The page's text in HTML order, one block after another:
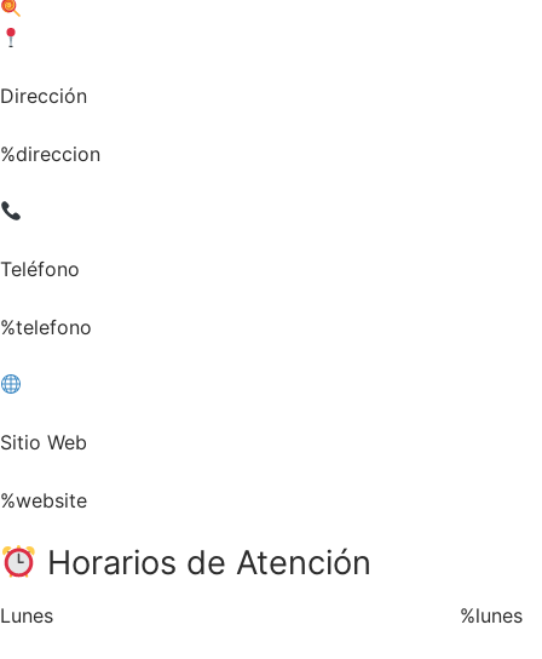
Dirección
%direccion
Teléfono
%telefono
Sitio Web
%website
Horarios de Atención
Lunes %lunes